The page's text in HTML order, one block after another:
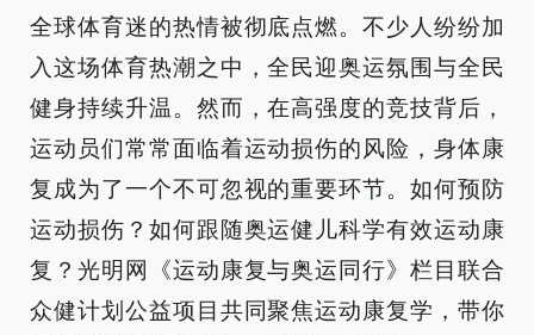
全球体育迷的热情被彻底点燃。不少人纷纷加
入这场体育热潮之中，全民迎奥运氛围与全民
健身持续升温。然而，在高强度的竞技背后，
运动员们常常面临着运动损伤的风险，身体康
复成为了一个不可忽视的重要环节。如何预防
运动损伤？如何跟随奥运健儿科学有效运动康
复？光明网《运动康复与奥运同行》栏目联合
众健计划公益项目共同聚焦运动康复学，带你